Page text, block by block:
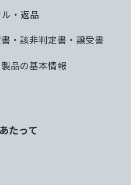
・返品
・該非判定書・譲受書
品の基本情報
たって